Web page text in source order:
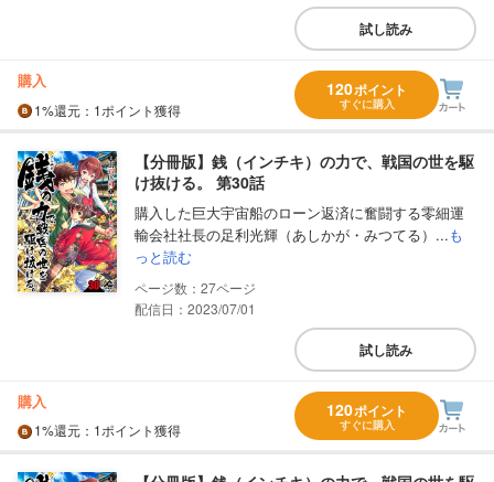
試し読み
購入
1%還元 ：1ポイント獲得
120ポイント
すぐに購入
【分冊版】銭（インチキ）の力で、戦国の世を駆
け抜ける。 第30話
購入した巨大宇宙船のローン返済に奮闘する零細運
輸会社社長の足利光輝（あしかが・みつてる）...も
っと読む
27
配信日：2023/07/01
試し読み
購入
1%還元 ：1ポイント獲得
120ポイント
すぐに購入